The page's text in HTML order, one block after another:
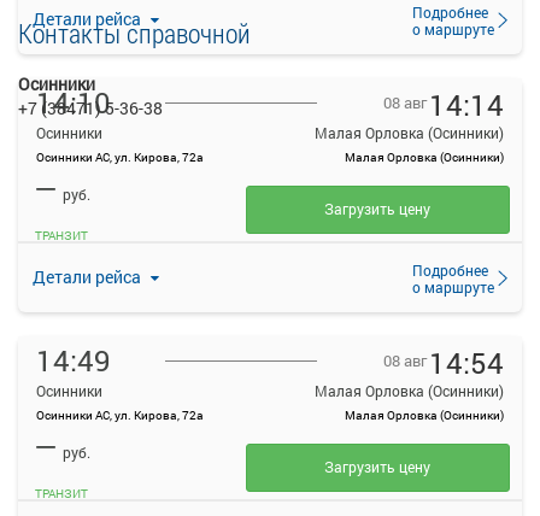
Детали рейса
Подробнее
о маршруте
14:10
Осинники
Осинники АС, ул. Кирова, 72а
08 авг 14:14
Малая Орловка (Осинники)
Малая Орловка (Осинники)
Детали рейса
Подробнее
о маршруте
— руб.
ТРАНЗИТ
Загрузить цену
14:49
Осинники
Осинники АС, ул. Кирова, 72а
08 авг 14:54
Малая Орловка (Осинники)
Малая Орловка (Осинники)
— руб.
ТРАНЗИТ
Загрузить цену
Контакты справочной
Осинники
+7 (38471) 5-36-38